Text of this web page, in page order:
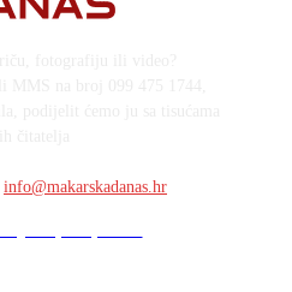
info@makarskadanas.hr